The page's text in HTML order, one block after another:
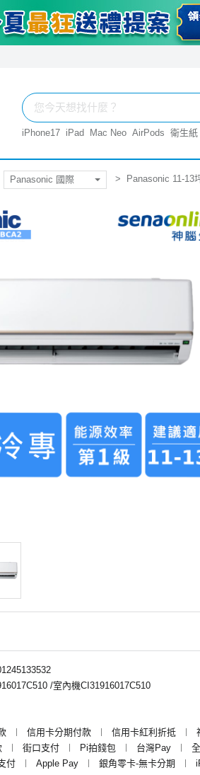
iPhone17 iPad Mac Neo AirPods 衛生紙
Panasonic 國際 Panasonic 11-13
/室內機CI31916017C510
︱ 信用卡分期付款 ︱ 信用卡紅利折抵 ︱
︱ 街口支付 ︱ Pi拍錢包 ︱ 台灣Pay ︱
付 ︱ Apple Pay ︱ 銀角零卡-無卡分期 ︱